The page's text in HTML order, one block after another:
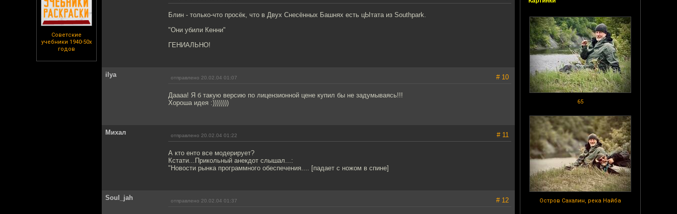
Советские
учебники 1940-50х
годов
65
Остров Сахалин, река Найба
Блин - только-что просёк, что в Двух Снесённых Башнях есть цЫтата из Southpark.
"Они убили Кенни"
ГЕНИАЛЬНО!
ilya отправлено 20.02.04 01:07 # 10
Даааа! Я б такую версию по лицензионной цене купил бы не задумываясь!!!
Хороша идея :))))))))
Михал отправлено 20.02.04 01:22 # 11
А кто енто все модерирует?
Кстати...Прикольный анекдот слышал...:
"Новости рынка программного обеспечения.... [падает с ножом в спине]
Soul_jah отправлено 20.02.04 01:37 # 12